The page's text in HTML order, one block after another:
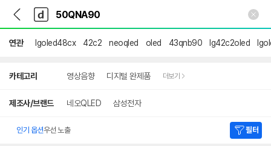
다
나
와
가
기
다
와
메
인
연관 lgoled48cx 42c2 neoqled oled 43qnb90 lg42c2oled
카테고리 영상음향 디지털 완제품 더보기
제조사/브랜드 네오QLED 삼성전자
인기 옵션우선 노출 필터